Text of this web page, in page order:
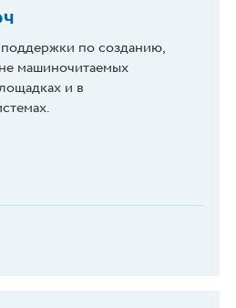
по созданию,
машиночитаемых
и в